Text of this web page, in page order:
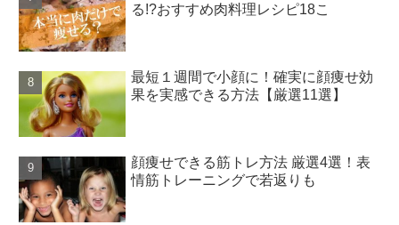
る!?おすすめ肉料理レシピ18こ
最短１週間で小顔に！確実に顔痩せ効
果を実感できる方法【厳選11選】
顔痩せできる筋トレ方法 厳選4選！表
情筋トレーニングで若返りも